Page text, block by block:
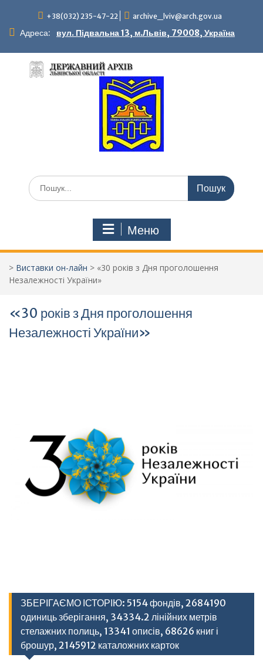
вмісту
+38(032) 235-47-22 archive_lviv@arch.gov.ua
Адреса: вул. Підвальна 13, м.Львів, 79008, Україна
Шукати:
Меню
> Виставки он-лайн > «30 років з Дня проголошення
Незалежності України»
«30 років з Дня проголошення
Незалежності України»
ЗБЕРІГАЄМО ІСТОРІЮ: 5154 фондів, 2684190
одиниць зберігання, 34334.2 лінійних метрів
стелажних полиць, 13341 описів, 68626 книг і
брошур, 2145912 каталожних карток